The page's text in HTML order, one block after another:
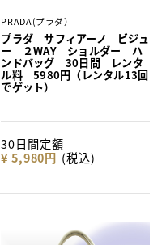
PRADA(プラダ）
プラダ サフィアーノ ビジュ
ー ２WAY ショルダー ハ
ンドバッグ 30日間 レンタ
ル料 5980円（レンタル13回
でゲット）
30日間定額
¥ 5,980円 (税込)